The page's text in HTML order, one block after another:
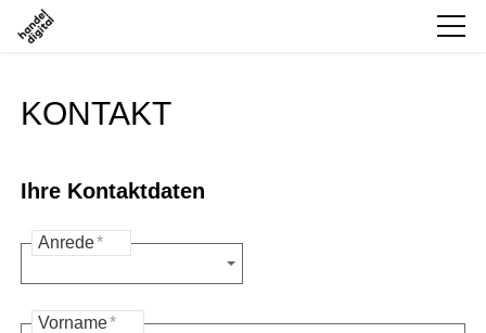
KONTAKT
Ihre Kontaktdaten
Anrede*
Vorname*